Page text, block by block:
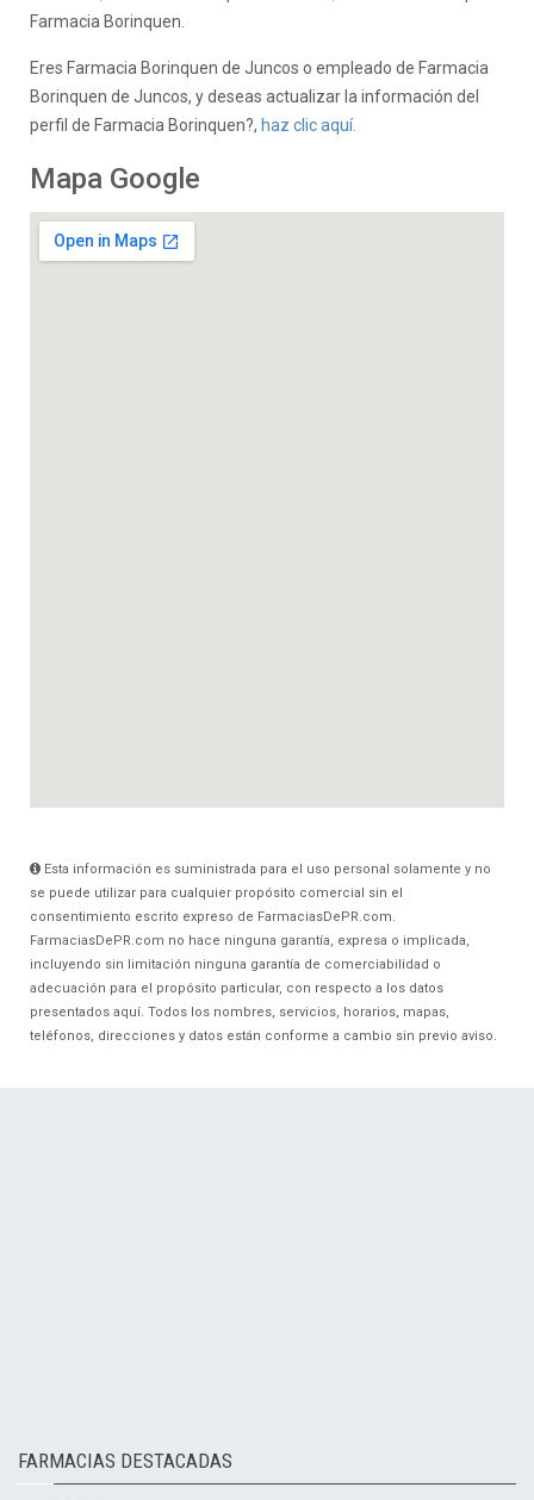
Farmacia Borinquen.
Eres Farmacia Borinquen de Juncos o empleado de Farmacia
Borinquen de Juncos, y deseas actualizar la información del
perfil de Farmacia Borinquen?, haz clic aquí.
Mapa Google
Esta información es suministrada para el uso personal solamente y no
se puede utilizar para cualquier propósito comercial sin el
consentimiento escrito expreso de FarmaciasDePR.com.
FarmaciasDePR.com no hace ninguna garantía, expresa o implicada,
incluyendo sin limitación ninguna garantía de comerciabilidad o
adecuación para el propósito particular, con respecto a los datos
presentados aquí. Todos los nombres, servicios, horarios, mapas,
teléfonos, direcciones y datos están conforme a cambio sin previo aviso.
FARMACIAS DESTACADAS